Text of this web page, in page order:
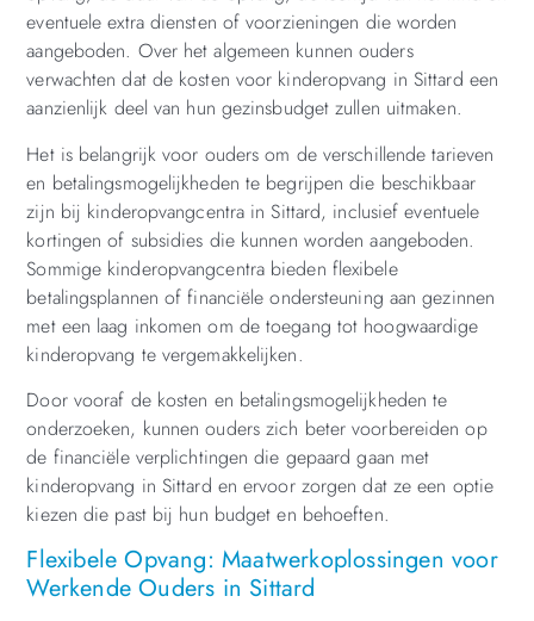
eventuele extra diensten of voorzieningen die worden
aangeboden. Over het algemeen kunnen ouders
verwachten dat de kosten voor kinderopvang in Sittard een
aanzienlijk deel van hun gezinsbudget zullen uitmaken.
Het is belangrijk voor ouders om de verschillende tarieven
en betalingsmogelijkheden te begrijpen die beschikbaar
zijn bij kinderopvangcentra in Sittard, inclusief eventuele
kortingen of subsidies die kunnen worden aangeboden.
Sommige kinderopvangcentra bieden flexibele
betalingsplannen of financiële ondersteuning aan gezinnen
met een laag inkomen om de toegang tot hoogwaardige
kinderopvang te vergemakkelijken.
Door vooraf de kosten en betalingsmogelijkheden te
onderzoeken, kunnen ouders zich beter voorbereiden op
de financiële verplichtingen die gepaard gaan met
kinderopvang in Sittard en ervoor zorgen dat ze een optie
kiezen die past bij hun budget en behoeften.
Flexibele Opvang: Maatwerkoplossingen voor
Werkende Ouders in Sittard